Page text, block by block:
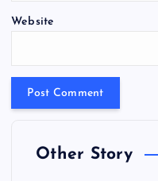
Website
Other Story